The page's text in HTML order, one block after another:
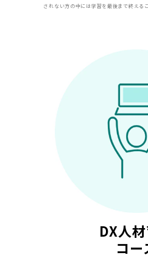
されない方の中には学習を最後まで終える
DX人
コー